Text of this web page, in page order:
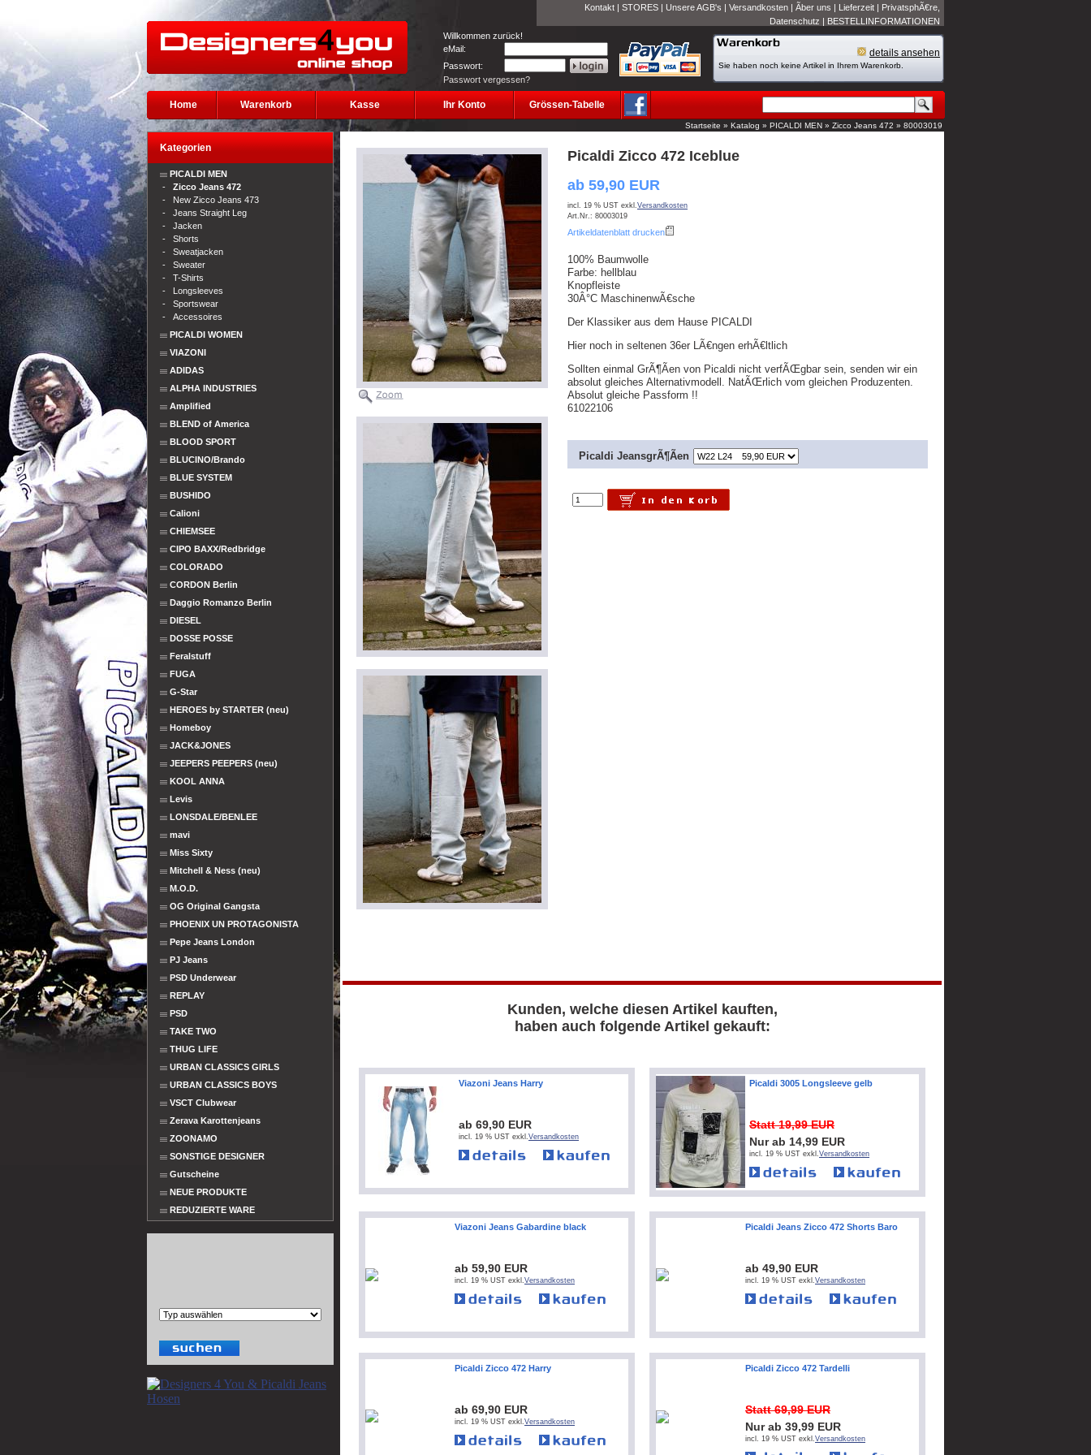
Kontakt | STORES | Unsere AGB's | Versandkosten | Ãber uns | Lieferzeit | PrivatsphÃ€re,
Datenschutz | BESTELLINFORMATIONEN
Willkommen zurück!
eMail:
Passwort:
Passwort vergessen?
details ansehen
Sie haben noch keine Artikel in Ihrem Warenkorb.
Home Warenkorb Kasse Ihr Konto Grössen-Tabelle
Startseite » Katalog » PICALDI MEN » Zicco Jeans 472 » 80003019
Kategorien
PICALDI MEN
- Zicco Jeans 472
- New Zicco Jeans 473
- Jeans Straight Leg
- Jacken
- Shorts
- Sweatjacken
- Sweater
- T-Shirts
- Longsleeves
- Sportswear
- Accessoires
PICALDI WOMEN
VIAZONI
ADIDAS
ALPHA INDUSTRIES
Amplified
BLEND of America
BLOOD SPORT
BLUCINO/Brando
BLUE SYSTEM
BUSHIDO
Calioni
CHIEMSEE
CIPO BAXX/Redbridge
COLORADO
CORDON Berlin
Daggio Romanzo Berlin
DIESEL
DOSSE POSSE
Feralstuff
FUGA
G-Star
HEROES by STARTER (neu)
Homeboy
JACK&JONES
JEEPERS PEEPERS (neu)
KOOL ANNA
Levis
LONSDALE/BENLEE
mavi
Miss Sixty
Mitchell & Ness (neu)
M.O.D.
OG Original Gangsta
PHOENIX UN PROTAGONISTA
Pepe Jeans London
PJ Jeans
PSD Underwear
REPLAY
PSD
TAKE TWO
THUG LIFE
URBAN CLASSICS GIRLS
URBAN CLASSICS BOYS
VSCT Clubwear
Zerava Karottenjeans
ZOONAMO
SONSTIGE DESIGNER
Gutscheine
NEUE PRODUKTE
REDUZIERTE WARE
Picaldi Zicco 472 Iceblue
ab 59,90 EUR
incl. 19 % UST exkl.Versandkosten
Art.Nr.: 80003019
Artikeldatenblatt drucken
100% Baumwolle
Farbe: hellblau
Knopfleiste
30Â°C MaschinenwÃ€sche
Der Klassiker aus dem Hause PICALDI
Hier noch in seltenen 36er LÃ€ngen erhÃ€ltlich
Sollten einmal GrÃ¶Ãen von Picaldi nicht verfÃŒgbar sein, senden wir ein
absolut gleiches Alternativmodell. NatÃŒrlich vom gleichen Produzenten.
Absolut gleiche Passform !!
61022106
Picaldi JeansgrÃ¶Ãen
Kunden, welche diesen Artikel kauften,
haben auch folgende Artikel gekauft:
Viazoni Jeans Harry
ab 69,90 EUR
incl. 19 % UST exkl.Versandkosten
Picaldi 3005 Longsleeve gelb
Statt 19,99 EUR
Nur ab 14,99 EUR
incl. 19 % UST exkl.Versandkosten
Viazoni Jeans Gabardine black
ab 59,90 EUR
incl. 19 % UST exkl.Versandkosten
Picaldi Jeans Zicco 472 Shorts Baro
ab 49,90 EUR
incl. 19 % UST exkl.Versandkosten
Picaldi Zicco 472 Harry
ab 69,90 EUR
incl. 19 % UST exkl.Versandkosten
Picaldi Zicco 472 Tardelli
Statt 69,99 EUR
Nur ab 39,99 EUR
incl. 19 % UST exkl.Versandkosten